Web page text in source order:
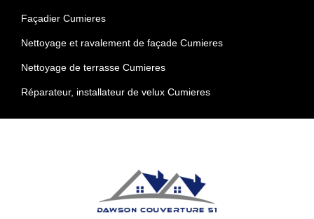
Façadier Cumieres
Nettoyage et ravalement de façade Cumieres
Nettoyage de terrasse Cumieres
Réparateur, installateur de velux Cumieres